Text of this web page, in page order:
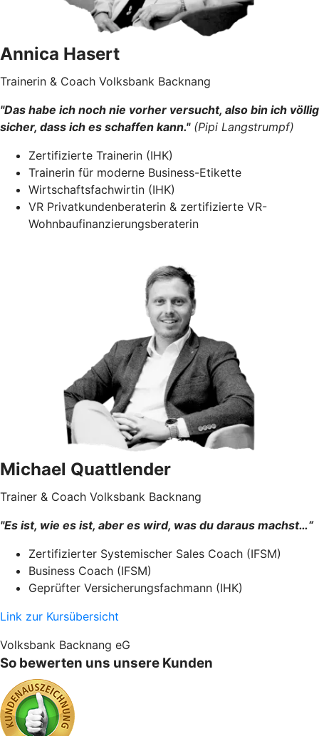
Annica Hasert
Trainerin & Coach Volksbank Backnang
"Das habe ich noch nie vorher versucht, also bin ich völlig
sicher, dass ich es schaffen kann."(Pipi Langstrumpf)
Zertifizierte Trainerin (IHK)
Trainerin für moderne Business-Etikette
Wirtschaftsfachwirtin (IHK)
VR Privatkundenberaterin & zertifizierte VR-
Wohnbaufinanzierungsberaterin
Michael Quattlender
Trainer & Coach Volksbank Backnang
"Es ist, wie es ist, aber es wird, was du daraus machst…“
Zertifizierter Systemischer Sales Coach (IFSM)
Business Coach (IFSM)
Geprüfter Versicherungsfachmann (IHK)
Link zur Kursübersicht
Volksbank Backnang eG
So bewerten uns unsere Kunden